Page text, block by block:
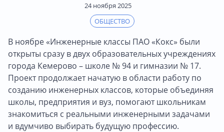
24 ноября 2025
ОБЩЕСТВО
В ноябре «Инженерные классы ПАО «Кокс» были
открыты сразу в двух образовательных учреждениях
города Кемерово – школе № 94 и гимназии № 17.
Проект продолжает начатую в области работу по
созданию инженерных классов, которые объединяя
школы, предприятия и вуз, помогают школьникам
знакомиться с реальными инженерными задачами
и вдумчиво выбирать будущую профессию.